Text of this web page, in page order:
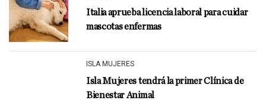
Italia aprueba licencia laboral para cuidar
mascotas enfermas
ISLA MUJERES
Isla Mujeres tendrá la primer Clínica de
Bienestar Animal